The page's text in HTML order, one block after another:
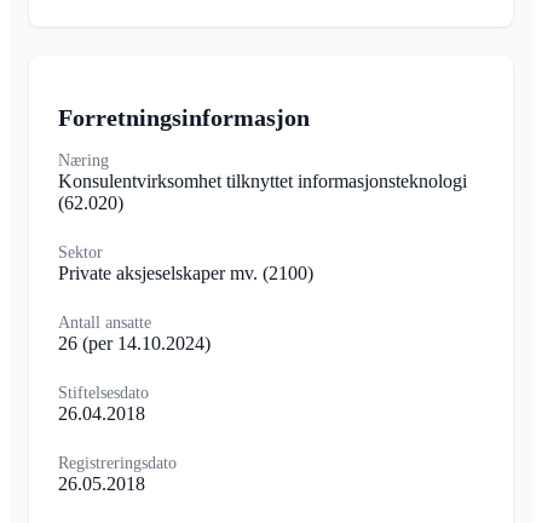
Forretningsinformasjon
Næring
Konsulentvirksomhet tilknyttet informasjonsteknologi
(62.020)
Sektor
Private aksjeselskaper mv. (2100)
Antall ansatte
26 (per 14.10.2024)
Stiftelsesdato
26.04.2018
Registreringsdato
26.05.2018